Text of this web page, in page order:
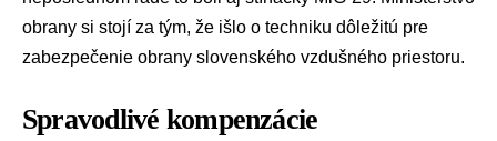
obrany si stojí za tým, že išlo o techniku dôležitú pre
zabezpečenie obrany slovenského vzdušného priestoru.
Spravodlivé kompenzácie